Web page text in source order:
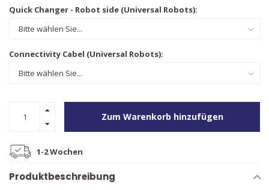
Quick Changer - Robot side (Universal Robots):
Connectivity Cabel (Universal Robots):
Zum Warenkorb hinzufügen
1-2 Wochen
Produktbeschreibung